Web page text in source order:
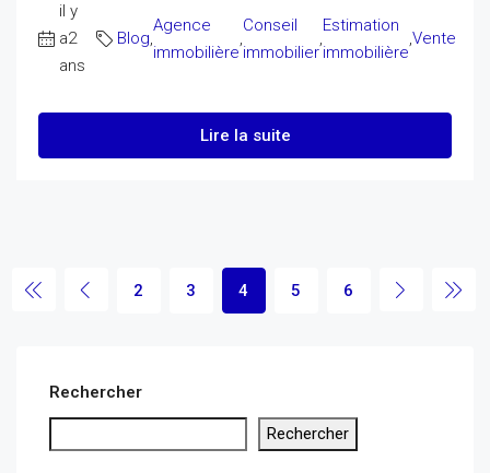
il y
a2
ans
Blog,
Agence
immobilière
,
Conseil
immobilier
,
Estimation
immobilière
,Vente
Lire la suite
2 3 4 5 6
Rechercher
Rechercher